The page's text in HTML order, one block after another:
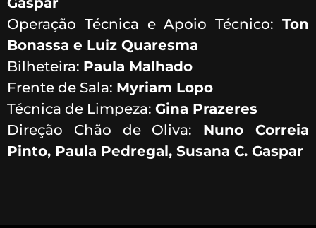
Operação Técnica e Apoio Técnico: Ton
Bonassa e Luiz Quaresma
Bilheteira: Paula Malhado
Frente de Sala: Myriam Lopo
Técnica de Limpeza: Gina Prazeres
Direção Chão de Oliva: Nuno Correia
Pinto, Paula Pedregal, Susana C. Gaspar